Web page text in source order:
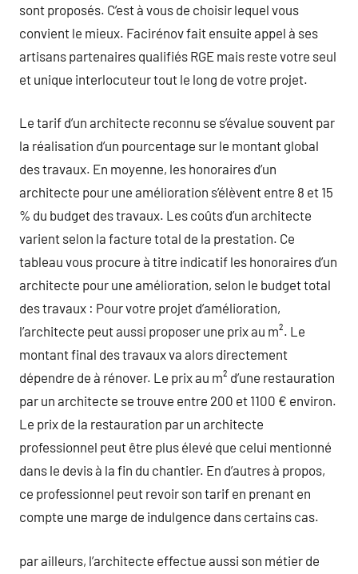
sont proposés. C’est à vous de choisir lequel vous
convient le mieux. Facirénov fait ensuite appel à ses
artisans partenaires qualifiés RGE mais reste votre seul
et unique interlocuteur tout le long de votre projet.
Le tarif d’un architecte reconnu se s’évalue souvent par
la réalisation d’un pourcentage sur le montant global
des travaux. En moyenne, les honoraires d’un
architecte pour une amélioration s’élèvent entre 8 et 15
% du budget des travaux. Les coûts d’un architecte
varient selon la facture total de la prestation. Ce
tableau vous procure à titre indicatif les honoraires d’un
architecte pour une amélioration, selon le budget total
des travaux : Pour votre projet d’amélioration,
l’architecte peut aussi proposer une prix au m². Le
montant final des travaux va alors directement
dépendre de à rénover. Le prix au m² d’une restauration
par un architecte se trouve entre 200 et 1100 € environ.
Le prix de la restauration par un architecte
professionnel peut être plus élevé que celui mentionné
dans le devis à la fin du chantier. En d’autres à propos,
ce professionnel peut revoir son tarif en prenant en
compte une marge de indulgence dans certains cas.
par ailleurs, l’architecte effectue aussi son métier de